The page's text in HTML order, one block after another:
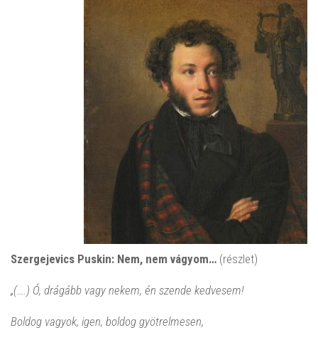
Szergejevics Puskin: Nem, nem vágyom… (részlet)
„(….) Ó, drágább vagy nekem, én szende kedvesem!
Boldog vagyok, igen, boldog gyötrelmesen,